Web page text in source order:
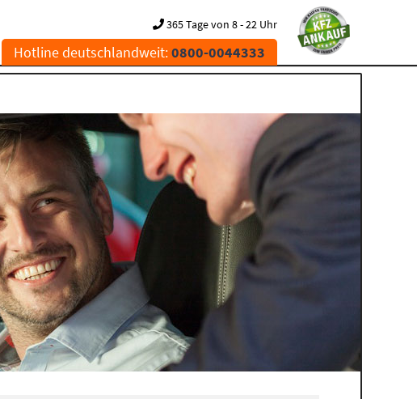
365 Tage von 8 - 22 Uhr
Hotline deutschlandweit:0800-0044333